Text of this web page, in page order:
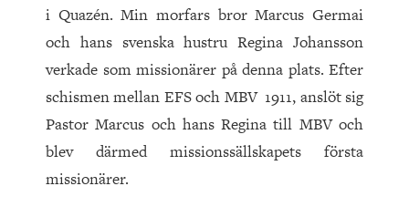
i Quazén. Min morfars bror Marcus Germai
och hans svenska hustru Regina Johansson
verkade som missionärer på denna plats. Efter
schismen mellan EFS och MBV 1911, anslöt sig
Pastor Marcus och hans Regina till MBV och
blev därmed missionssällskapets första
missionärer.